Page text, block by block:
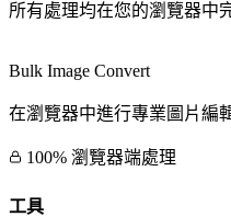
所有處理均在您的瀏覽器中
Bulk Image Convert
在瀏覽器中進行專業圖片編
100% 瀏覽器端處理
工具